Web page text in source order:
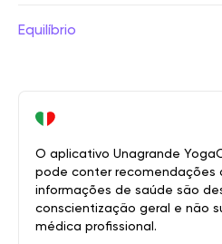
Equilíbrio
O aplicativo Unagrande
pode conter recomendações
informações de saúde são
conscientização geral e não
médica profissional.